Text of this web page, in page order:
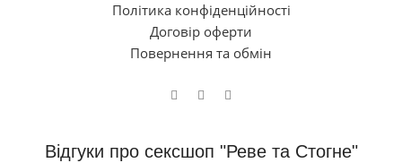
Політика конфіденційності
Договір оферти
Повернення та обмін
Відгуки про сексшоп "Реве та Стогне"